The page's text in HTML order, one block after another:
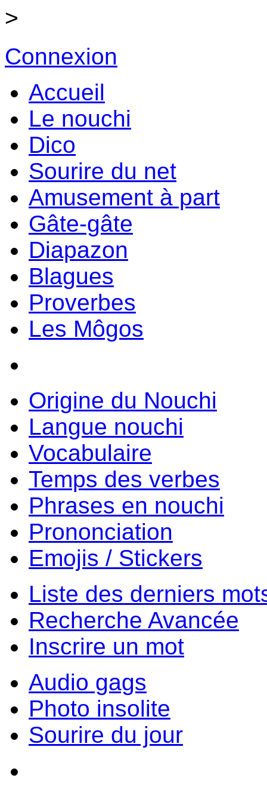
>
Connexion
Accueil
Le nouchi
Dico
Sourire du net
Amusement à part
Gâte-gâte
Diapazon
Blagues
Proverbes
Les Môgos
Origine du Nouchi
Langue nouchi
Vocabulaire
Temps des verbes
Phrases en nouchi
Prononciation
Emojis / Stickers
Liste des derniers
Recherche Avancée
Inscrire un mot
Audio gags
Photo insolite
Sourire du jour